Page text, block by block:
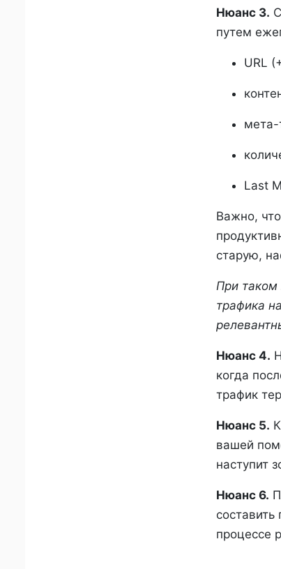
Нюанс 3.
путем
URL
мета-
Last
Важно,
старую,
При таком
трафика
Нюанс 4.
когда
трафик
Нюанс 5.
вашей
наступит
Нюанс 6.
процессе